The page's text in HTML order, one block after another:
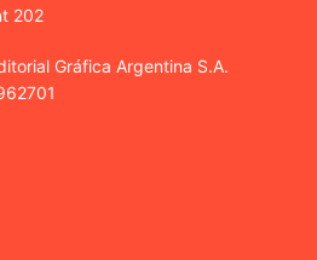
202
Gráfica Argentina S.A.